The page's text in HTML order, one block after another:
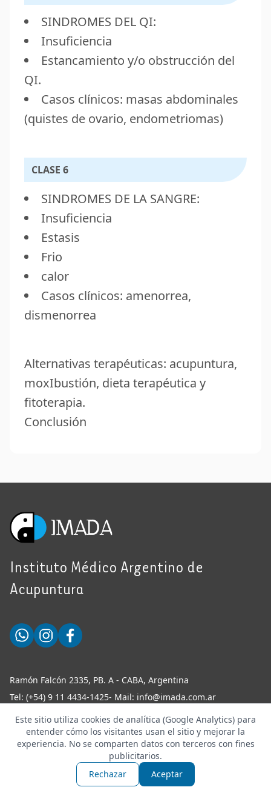
SINDROMES DEL QI:
Insuficiencia
Estancamiento y/o obstrucción del
QI.
Casos clínicos: masas abdominales
(quistes de ovario, endometriomas)
CLASE 6
SINDROMES DE LA SANGRE:
Insuficiencia
Estasis
Frio
calor
Casos clínicos: amenorrea,
dismenorrea
Alternativas terapéuticas: acupuntura,
moxIbustión, dieta terapéutica y
fitoterapia.
Conclusión
Instituto Médico Argentino de
Acupuntura
Ramón Falcón 2335, PB. A - CABA, Argentina
Tel: (+54) 9 11 4434-1425- Mail: info@imada.com.ar
2026Todos los derechos reservados -
Powered by
Este sitio utiliza cookies de analítica (Google Analytics) para
entender cómo los visitantes usan el sitio y mejorar la
experiencia. No se comparten datos con terceros con fines
publicitarios.
Rechazar
Aceptar